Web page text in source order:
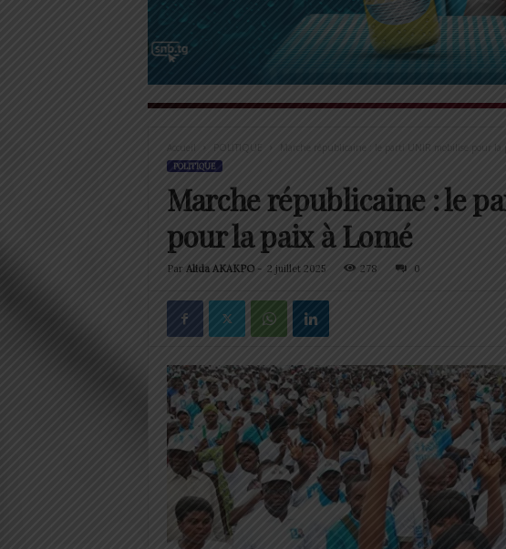
Accueil Marche républicaine : le parti UNIR mobilise pour la
POLITIQUE
Marche républicaine : le
pour la paix à Lomé
Par Alida AKAKPO- 2 juillet 2025 278 0